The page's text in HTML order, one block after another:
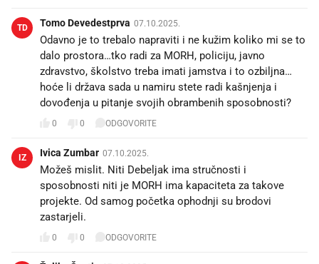
TD Tomo Devedestprva 07.10.2025.
Odavno je to trebalo napraviti i ne kužim koliko mi se to
dalo prostora…tko radi za MORH, policiju, javno
zdravstvo, školstvo treba imati jamstva i to ozbiljna…
hoće li država sada u namiru stete radi kašnjenja i
dovođenja u pitanje svojih obrambenih sposobnosti?
0 0 ODGOVORITE
IZ Ivica Zumbar 07.10.2025.
Možeš mislit. Niti Debeljak ima stručnosti i
sposobnosti niti je MORH ima kapaciteta za takove
projekte. Od samog početka ophodnji su brodovi
zastarjeli.
0 0 ODGOVORITE